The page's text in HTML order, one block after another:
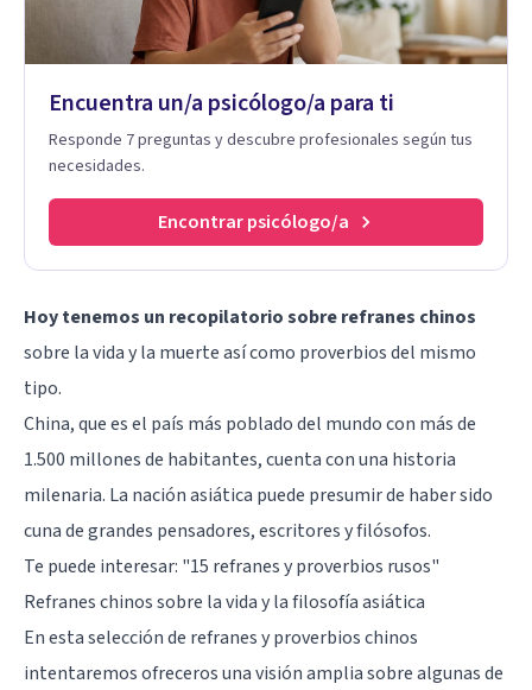
Encuentra un/a psicólogo/a para ti
Responde 7 preguntas y descubre profesionales según tus
necesidades.
Encontrar psicólogo/a
Hoy tenemos un recopilatorio sobre refranes chinos
sobre la vida y la muerte así como proverbios del mismo
tipo.
China, que es el país más poblado del mundo con más de
1.500 millones de habitantes, cuenta con una historia
milenaria. La nación asiática puede presumir de haber sido
cuna de grandes pensadores, escritores y filósofos.
Te puede interesar: "15 refranes y proverbios rusos"
Refranes chinos sobre la vida y la filosofía asiática
En esta selección de refranes y proverbios chinos
intentaremos ofreceros una visión amplia sobre algunas de